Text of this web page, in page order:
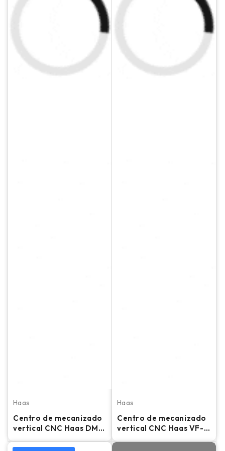
Haas
Centro de mecanizado
vertical CNC Haas DM-
(2018)
Haas
Centro de mecanizado
vertical CNC Haas VF-